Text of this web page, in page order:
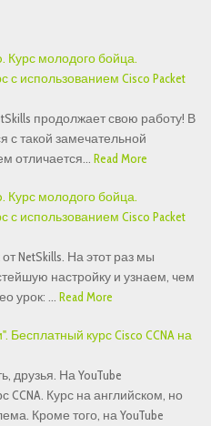
Курс молодого бойца.
с использованием Cisco Packet
продолжает свою работу! В
такой замечательной
отличается… Read More
Курс молодого бойца.
с использованием Cisco Packet
NetSkills. На этот раз мы
настройку и узнаем, чем
урок: … Read More
Бесплатный курс Cisco CCNA на
друзья. На YouTube
CCNA. Курс на английском, но
Кроме того, на YouTube